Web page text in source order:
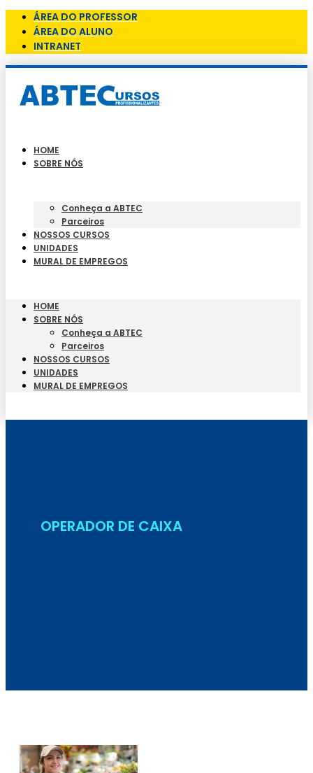
ÁREA DO PROFESSOR
ÁREA DO ALUNO
INTRANET
HOME
SOBRE NÓS
Conheça a ABTEC
Parceiros
NOSSOS CURSOS
UNIDADES
MURAL DE EMPREGOS
HOME
SOBRE NÓS
Conheça a ABTEC
Parceiros
NOSSOS CURSOS
UNIDADES
MURAL DE EMPREGOS
OPERADOR DE CAIXA